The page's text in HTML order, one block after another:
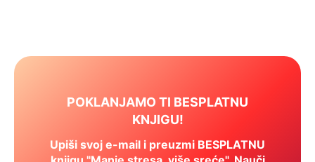
POKLANJAMO TI BESPLATNU
KNJIGU!
Upiši svoj e-mail i preuzmi BESPLATNU